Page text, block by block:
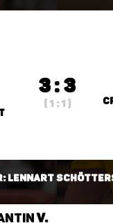
3 : 3
( 1 : 1 )
Lennart
v.